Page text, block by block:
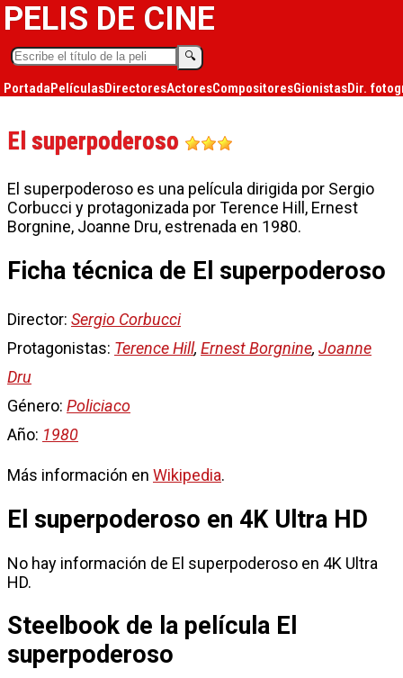
PELIS DE CINE
🔍︎
PortadaPelículasDirectoresActoresCompositoresGionistasDir.
El superpoderoso
El superpoderoso es una película dirigida por Sergio
Corbucci y protagonizada por Terence Hill, Ernest
Borgnine, Joanne Dru, estrenada en 1980.
Ficha técnica de El superpoderoso
Director: Sergio Corbucci
Protagonistas: Terence Hill, Ernest Borgnine, Joanne
Dru
Género: Policiaco
Año: 1980
Más información en Wikipedia.
El superpoderoso en 4K Ultra HD
No hay información de El superpoderoso en 4K Ultra
HD.
Steelbook de la película El
superpoderoso